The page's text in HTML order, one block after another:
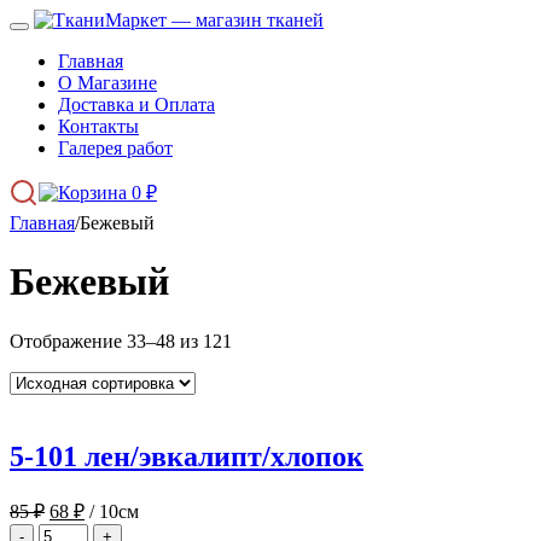
Главная
О Магазине
Доставка и Оплата
Контакты
Галерея работ
0 ₽
Главная/Бежевый
Бежевый
Отображение 33–48 из 121
5-101 лен/эвкалипт/хлопок
85₽ Первоначальная
цена
68 ₽Текущая
цена:
/ 10см
- +